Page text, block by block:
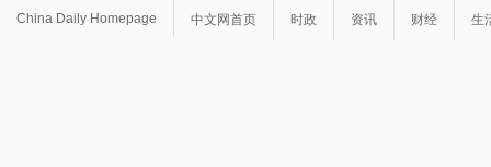
China Daily Homepage 中文网首页 时政 资讯 财经 生